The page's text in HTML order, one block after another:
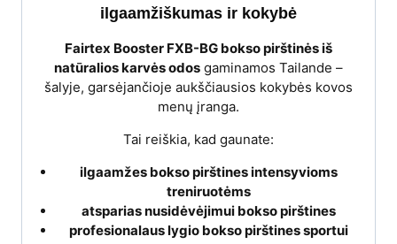
ilgaamžiškumas ir kokybė
Fairtex Booster FXB-BG bokso pirštinės iš
natūralios karvės odos gaminamos Tailande –
šalyje, garsėjančioje aukščiausios kokybės kovos
menų įranga.
Tai reiškia, kad gaunate:
ilgaamžes bokso pirštines intensyvioms
treniruotėms
atsparias nusidėvėjimui bokso pirštines
profesionalaus lygio bokso pirštines sportui